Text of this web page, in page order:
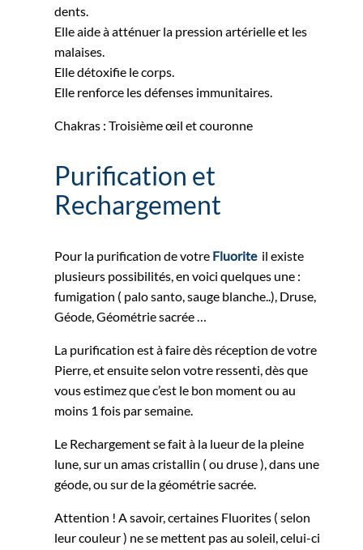
dents.
Elle aide à atténuer la pression artérielle et les
malaises.
Elle détoxifie le corps.
Elle renforce les défenses immunitaires.
Chakras : Troisième œil et couronne
Purification et
Rechargement
Pour la purification de votre Fluoriteil existe
plusieurs possibilités, en voici quelques une :
fumigation ( palo santo, sauge blanche..), Druse,
Géode, Géométrie sacrée …
La purification est à faire dès réception de votre
Pierre, et ensuite selon votre ressenti, dès que
vous estimez que c’est le bon moment ou au
moins 1 fois par semaine.
Le Rechargement se fait à la lueur de la pleine
lune, sur un amas cristallin ( ou druse ), dans une
géode, ou sur de la géométrie sacrée.
Attention ! A savoir, certaines Fluorites ( selon
leur couleur ) ne se mettent pas au soleil, celui-ci